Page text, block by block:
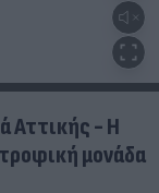
Αττικής - Η
μονάδα